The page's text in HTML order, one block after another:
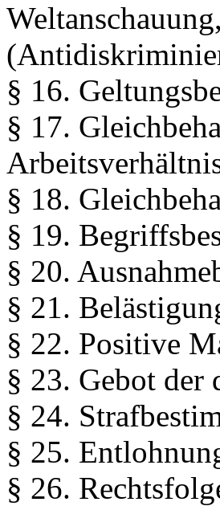
§ 16.
§ 17.
§ 18.
§ 19.
§ 20.
§ 21.
§ 22. Positive
§ 23. Gebot der
§ 24.
§ 25.
§ 26.